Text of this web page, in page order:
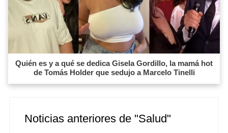
Quién es y a qué se dedica Gisela Gordillo, la mamá hot
de Tomás Holder que sedujo a Marcelo Tinelli
Noticias anteriores de "Salud"